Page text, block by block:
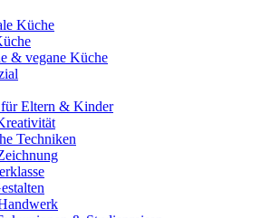
Küche
& vegane Küche
Eltern & Kinder
Techniken